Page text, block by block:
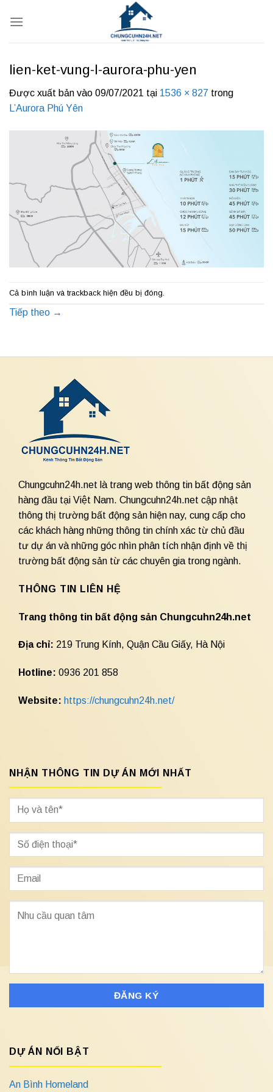
qua
lien-ket-vung-l-aurora-phu-yen
Được xuất bản vào 09/07/2021 tại 1536 × 827 trong
L’Aurora Phú Yên
Cả bình luận và trackback hiện đều bị đóng.
Tiếp theo →
Chungcuhn24h.net là trang web thông tin bất động sản
hàng đầu tại Việt Nam. Chungcuhn24h.net cập nhật
thông thị trường bất động sản hiện nay, cung cấp cho
các khách hàng những thông tin chính xác từ chủ đầu
tư dự án và những góc nhìn phân tích nhận định về thị
trường bất động sản từ các chuyên gia trong ngành.
THÔNG TIN LIÊN HỆ
Trang thông tin bất động sản Chungcuhn24h.net
Địa chỉ: 219 Trung Kính, Quận Cầu Giấy, Hà Nội
Hotline: 0936 201 858
Website: https://chungcuhn24h.net/
NHẬN THÔNG TIN DỰ ÁN MỚI NHẤT
DỰ ÁN NỔI BẬT
An Bình Homeland